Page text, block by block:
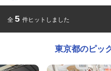
全 5 件ヒットしました
東京都のピッ